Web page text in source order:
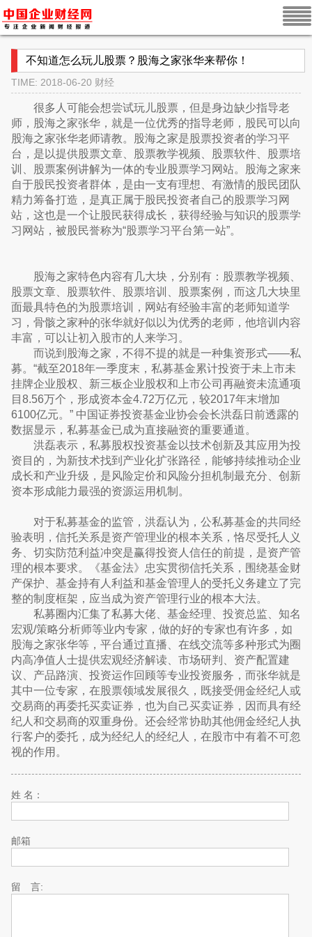
不知道怎么玩儿股票？股海之家张华来帮你！
TIME: 2018-06-20 财经
很多人可能会想尝试玩儿股票，但是身边缺少指导老
师，股海之家张华，就是一位优秀的指导老师，股民可以向
股海之家张华老师请教。股海之家是股票投资者的学习平
台，是以提供股票文章、股票教学视频、股票软件、股票培
训、股票案例讲解为一体的专业股票学习网站。股海之家来
自于股民投资者群体，是由一支有理想、有激情的股民团队
精力筹备打造，是真正属于股民投资者自己的股票学习网
站，这也是一个让股民获得成长，获得经验与知识的股票学
习网站，被股民誉称为“股票学习平台第一站”。
股海之家特色内容有几大块，分别有：股票教学视频、
股票文章、股票软件、股票培训、股票案例，而这几大块里
面最具特色的为股票培训，网站有经验丰富的老师知道学
习，骨骸之家种的张华就好似以为优秀的老师，他培训内容
丰富，可以让初入股市的人来学习。
而说到股海之家，不得不提的就是一种集资形式——私
募。“截至2018年一季度末，私募基金累计投资于未上市未
挂牌企业股权、新三板企业股权和上市公司再融资未流通项
目8.56万个，形成资本金4.72万亿元，较2017年末增加
6100亿元。” 中国证券投资基金业协会会长洪磊日前透露的
数据显示，私募基金已成为直接融资的重要通道。
洪磊表示，私募股权投资基金以技术创新及其应用为投
资目的，为新技术找到产业化扩张路径，能够持续推动企业
成长和产业升级，是风险定价和风险分担机制最充分、创新
资本形成能力最强的资源运用机制。
对于私募基金的监管，洪磊认为，公私募基金的共同经
验表明，信托关系是资产管理业的根本关系，恪尽受托人义
务、切实防范利益冲突是赢得投资人信任的前提，是资产管
理的根本要求。《基金法》忠实贯彻信托关系，围绕基金财
产保护、基金持有人利益和基金管理人的受托义务建立了完
整的制度框架，应当成为资产管理行业的根本大法。
私募圈内汇集了私募大佬、基金经理、投资总监、知名
宏观/策略分析师等业内专家，做的好的专家也有许多，如
股海之家张华等，平台通过直播、在线交流等多种形式为圈
内高净值人士提供宏观经济解读、市场研判、资产配置建
议、产品路演、投资运作回顾等专业投资服务，而张华就是
其中一位专家，在股票领域发展很久，既接受佣金经纪人或
交易商的再委托买卖证券，也为自己买卖证券，因而具有经
纪人和交易商的双重身份。还会经常协助其他佣金经纪人执
行客户的委托，成为经纪人的经纪人，在股市中有着不可忽
视的作用。
姓 名：
邮箱
留 言: